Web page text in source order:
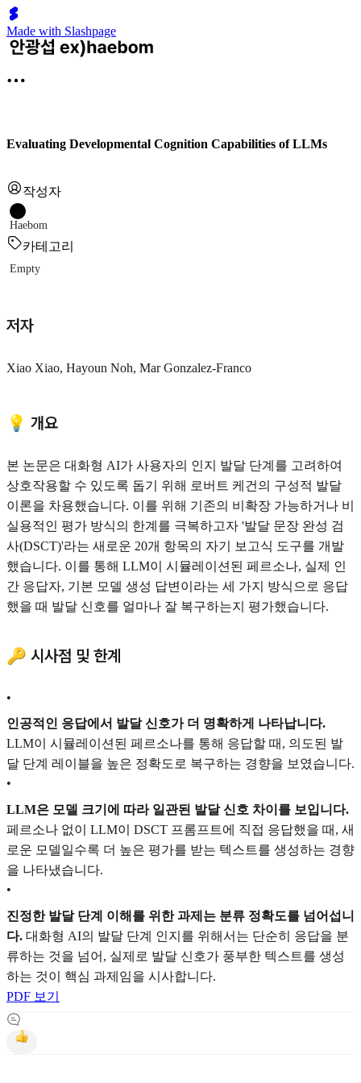
Made with Slashpage
Evaluating Developmental Cognition Capabilities of LLMs
작성자
Haebom
카테고리
Empty
저자
Xiao Xiao, Hayoun Noh, Mar Gonzalez-Franco
💡 개요
본 논문은 대화형 AI가 사용자의 인지 발달 단계를 고려하여
상호작용할 수 있도록 돕기 위해 로버트 케건의 구성적 발달
이론을 차용했습니다. 이를 위해 기존의 비확장 가능하거나 비
실용적인 평가 방식의 한계를 극복하고자 '발달 문장 완성 검
사(DSCT)'라는 새로운 20개 항목의 자기 보고식 도구를 개발
했습니다. 이를 통해 LLM이 시뮬레이션된 페르소나, 실제 인
간 응답자, 기본 모델 생성 답변이라는 세 가지 방식으로 응답
했을 때 발달 신호를 얼마나 잘 복구하는지 평가했습니다.
🔑 시사점 및 한계
•
인공적인 응답에서 발달 신호가 더 명확하게 나타납니다.
LLM이 시뮬레이션된 페르소나를 통해 응답할 때, 의도된 발
달 단계 레이블을 높은 정확도로 복구하는 경향을 보였습니다.
•
LLM은 모델 크기에 따라 일관된 발달 신호 차이를 보입니다.
페르소나 없이 LLM이 DSCT 프롬프트에 직접 응답했을 때, 새
로운 모델일수록 더 높은 평가를 받는 텍스트를 생성하는 경향
을 나타냈습니다.
•
진정한 발달 단계 이해를 위한 과제는 분류 정확도를 넘어섭니
다. 대화형 AI의 발달 단계 인지를 위해서는 단순히 응답을 분
류하는 것을 넘어, 실제로 발달 신호가 풍부한 텍스트를 생성
하는 것이 핵심 과제임을 시사합니다.
PDF 보기